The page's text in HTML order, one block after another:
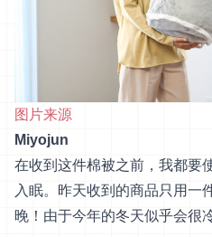
图片来源
Miyojun
在收到这件棉被之前，我都要
入眠。昨天收到的商品只用一
晚！由于今年的冬天似乎会很